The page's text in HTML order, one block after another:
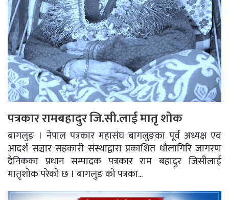
पत्रकार रामबहादुर जि.सी.लाई मातृ शोक
बागलुङ । नेपाल पत्रकार महासंघ बागलुङका पूर्व अध्यक्ष एव
आदर्श सञ्चार सहकारी संस्थाद्वारा प्रकाशित धौलागिरि जागरण
दैनिकका प्रधान सम्पादक पत्रकार राम बहादुर जिसीलाई
मातृशोक परेको छ । बागलुङ को पत्रका...